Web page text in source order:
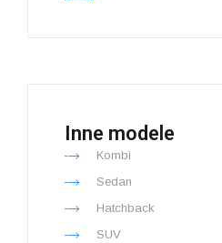
Inne modele
Kombi
Sedan
Hatchback
SUV